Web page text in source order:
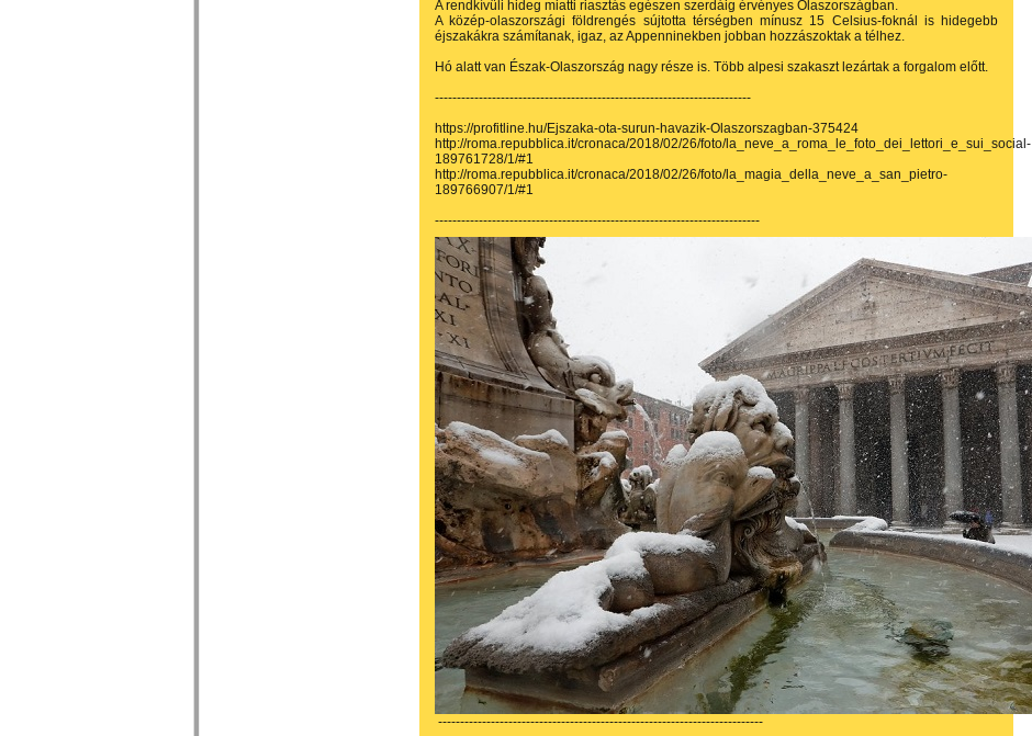
A rendkívüli hideg miatti riasztás egészen szerdáig érvényes Olaszországban.
A közép-olaszországi földrengés sújtotta térségben mínusz 15 Celsius-foknál is hidegebb
éjszakákra számítanak, igaz, az Appenninekben jobban hozzászoktak a télhez.
Hó alatt van Észak-Olaszország nagy része is. Több alpesi szakaszt lezártak a forgalom előtt.
------------------------------------------------------------------------
https://profitline.hu/Ejszaka-ota-surun-havazik-Olaszorszagban-375424
http://roma.repubblica.it/cronaca/2018/02/26/foto/la_neve_a_roma_le_foto_dei_lettori_e_sui_social-
189761728/1/#1
http://roma.repubblica.it/cronaca/2018/02/26/foto/la_magia_della_neve_a_san_pietro-
189766907/1/#1
--------------------------------------------------------------------------
--------------------------------------------------------------------------